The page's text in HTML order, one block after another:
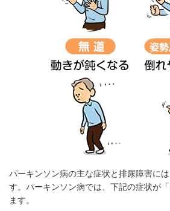
パーキンソン病の主な症状と排尿障害に
す。パーキンソン病では、下記の症状が
ます。